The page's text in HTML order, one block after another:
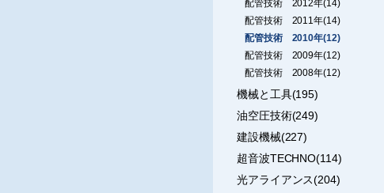
配管技術 2012年(14)
配管技術 2011年(14)
配管技術 2010年(12)
配管技術 2009年(12)
配管技術 2008年(12)
機械と工具(195)
油空圧技術(249)
建設機械(227)
超音波TECHNO(114)
光アライアンス(204)